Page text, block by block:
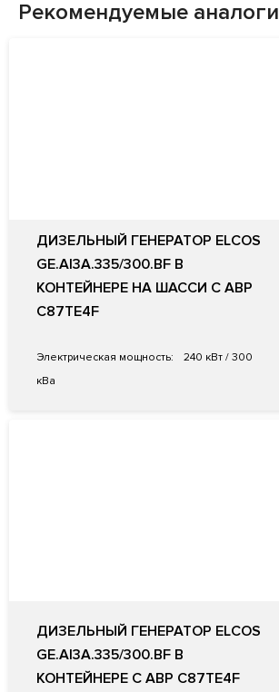
Рекомендуемые аналоги
ДИЗЕЛЬНЫЙ ГЕНЕРАТОР ELCOS
GE.AI3A.335/300.BF В
КОНТЕЙНЕРЕ НА ШАССИ С АВР
C87TE4F
Электрическая мощность:
240 кВт / 300
кВа
ДИЗЕЛЬНЫЙ ГЕНЕРАТОР ELCOS
GE.AI3A.335/300.BF В
КОНТЕЙНЕРЕ С АВР C87TE4F